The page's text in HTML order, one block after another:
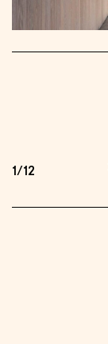
1/12
2/12
3/12
4/12
5/12
6/12
7/12
8/12
9/12
10/12
11/12
12/12